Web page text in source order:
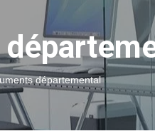
départemental